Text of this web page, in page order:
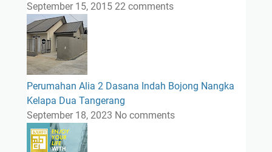
September 15, 2015 22 comments
Perumahan Alia 2 Dasana Indah Bojong Nangka
Kelapa Dua Tangerang
September 18, 2023 No comments